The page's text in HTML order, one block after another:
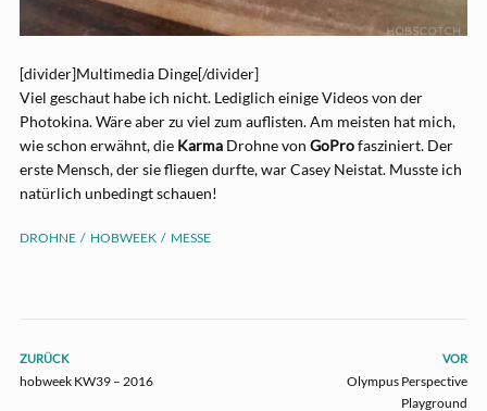
[divider]Multimedia Dinge[/divider]
Viel geschaut habe ich nicht. Lediglich einige Videos von der
Photokina. Wäre aber zu viel zum auflisten. Am meisten hat mich,
wie schon erwähnt, die Karma Drohne von GoProfasziniert. Der
erste Mensch, der sie fliegen durfte, war Casey Neistat. Musste ich
natürlich unbedingt schauen!
DROHNE HOBWEEK MESSE
ZURÜCK
hobweek KW39 – 2016
VOR
Olympus Perspective
Playground